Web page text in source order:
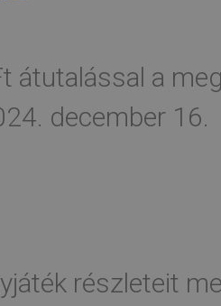
átutalással a
december 16.
részleteit